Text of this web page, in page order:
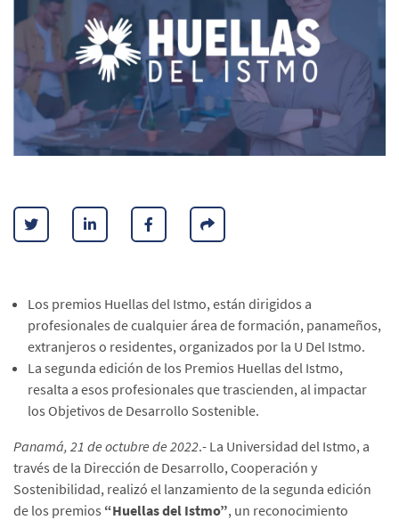
Los premios Huellas del Istmo, están dirigidos a
profesionales de cualquier área de formación, panameños,
extranjeros o residentes, organizados por la U Del Istmo.
La segunda edición de los Premios Huellas del Istmo,
resalta a esos profesionales que trascienden, al impactar
los Objetivos de Desarrollo Sostenible.
Panamá, 21 de octubre de 2022.- La Universidad del Istmo, a
través de la Dirección de Desarrollo, Cooperación y
Sostenibilidad, realizó el lanzamiento de la segunda edición
de los premios “Huellas del Istmo”, un reconocimiento